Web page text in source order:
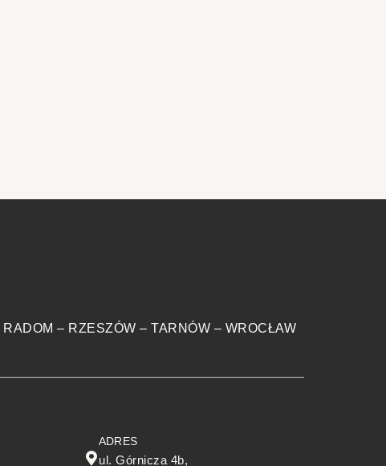
RADOM – RZESZÓW – TARNÓW – WROCŁAW
ADRES
ul. Górnicza 4b,